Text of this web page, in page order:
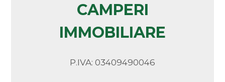
CAMPERI
IMMOBILIARE
P.IVA: 03409490046